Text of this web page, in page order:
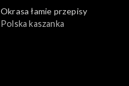
Okrasa łamie przepisy
Polska kaszanka